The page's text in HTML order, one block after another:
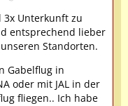
Unterkunft zu
entsprechend lieber
Standorten.
Gabelflug in
oder mit JAL in der
fliegen.. Ich habe